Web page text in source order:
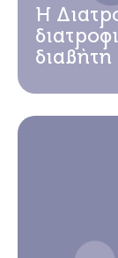
Η
διαβήτη